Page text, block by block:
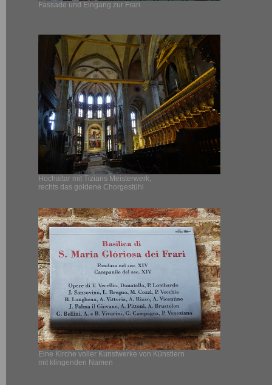
Fassade und Eingang zur Frari.
Hochaltar mit Tizians Meisterwerk,
rechts das goldene Chorgestühl
Eine Kirche voller Kunstwerke von Künstlern
mit klingenden Namen